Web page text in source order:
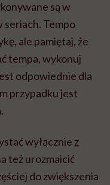
są w
Tempo
ale pamiętaj, że
tempa, wykonuj
odpowiednie dla
przypadku jest
wyłącznie z
też urozmaicić
do zwiększenia